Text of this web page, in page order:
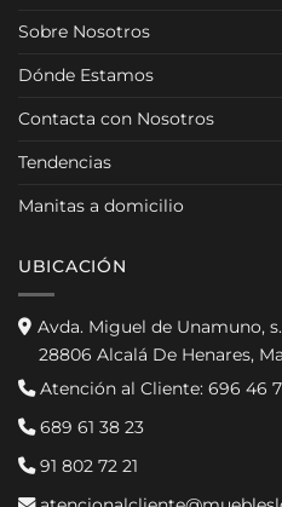
Sobre Nosotros
Dónde Estamos
Contacta con Nosotros
Tendencias
Manitas a domicilio
UBICACIÓN
Avda. Miguel de Unamuno,
28806 Alcalá De Henares,
Atención al Cliente: 696 46
689 61 38 23
91 802 72 21